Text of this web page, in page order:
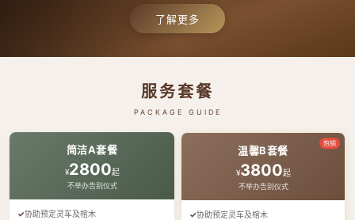
了解更多
服务套餐
PACKAGE GUIDE
简洁A套餐
¥2800起
不举办告别仪式
协助预定灵车及棺木
热销
温馨B套餐
¥3800起
不举办告别仪式
协助预定灵车及棺木